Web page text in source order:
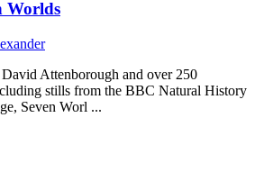
Worlds
Attenborough and over 250
stills from the BBC Natural History
Seven Worl ...